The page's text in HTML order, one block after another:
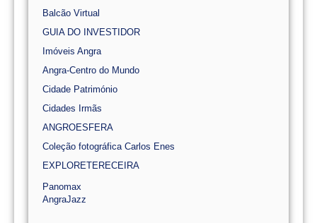
Balcão Virtual
GUIA DO INVESTIDOR
Imóveis Angra
Angra-Centro do Mundo
Cidade Património
Cidades Irmãs
ANGROESFERA
Coleção fotográfica Carlos Enes
EXPLORETERECEIRA
Panomax
AngraJazz